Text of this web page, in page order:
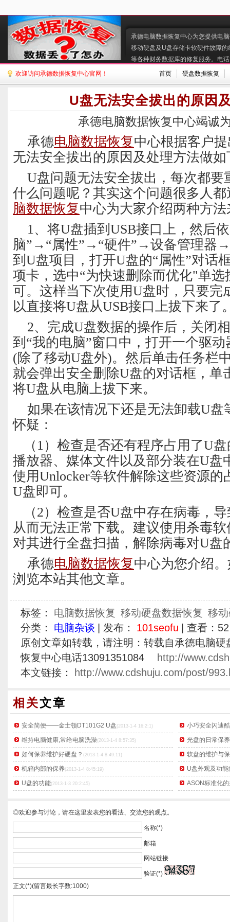
承德电脑数据恢复中心为您提供电
移动硬盘及U盘存储卡软硬件故障
等各种财务数据库的修复服务。电
欢迎访问承德数据恢复中心官网！
首页 硬盘数据恢复
U盘无法安全拔出的原因
承德电脑数据恢复中心竭诚
承德电脑数据恢复中心根据客户
无法安全拔出的原因及处理方法做
U盘问题无法安全拔出，每次都要
什么问题呢？其实这个问题很多人
脑数据恢复中心为大家介绍两种方
1、将U盘插到USB接口上，然后
脑”→“属性”→“硬件”→设备管理器
到U盘项目，打开U盘的“属性”对话
项卡，选中“为快速删除而优化"单
可。这样当下次使用U盘时，只要完
以直接将U盘从USB接口上拔下来了
2、完成U盘数据的操作后，关闭
到“我的电脑”窗口中，打开一个驱
(除了移动U盘外)。然后单击任务栏
就会弹出安全删除U盘的对话框，单
将U盘从电脑上拔下来。
如果在该情况下还是无法卸载U盘
怀疑：
（1）检查是否还有程序占用了U
播放器、媒体文件以及部分装在U盘
使用Unlocker等软件解除这些资源的
U盘即可。
（2）检查是否U盘中存在病毒，
从而无法正常下载。建议使用杀毒
对其进行全盘扫描，解除病毒对U盘
承德电脑数据恢复中心为您介绍
浏览本站其他文章。
标签： 电脑数据恢复 移动硬盘数据恢复 移
分类：
电脑杂谈 | 发布： 101seofu | 查看： 52
原创文章如转载，请注明：转载自承德电脑
恢复中心电话13091351084
http://
本文链接：
http://www.cdshuju.com/post/
相关文章
安全简便——金士顿DT101G2 U盘 (2013-1-4 16:2:1)
小巧安全闪迪
维持电脑健康,常给电脑洗澡(2013-1-4 8:57:35)
光盘的日常保养
如何保养维护好硬盘？ (2013-1-4 8:49:11)
软盘的维护与
机箱内部的保养(2013-1-4 8:45:19)
U盘外观及功能
U盘的功能(2013-1-3 20:2:45) ASON标准化
◎欢迎参与讨论，请在这里发表您的看法、交流您的观点。
名称(*)
邮箱
网站链接
验证(*)
正文(*)(留言最长字数:1000)